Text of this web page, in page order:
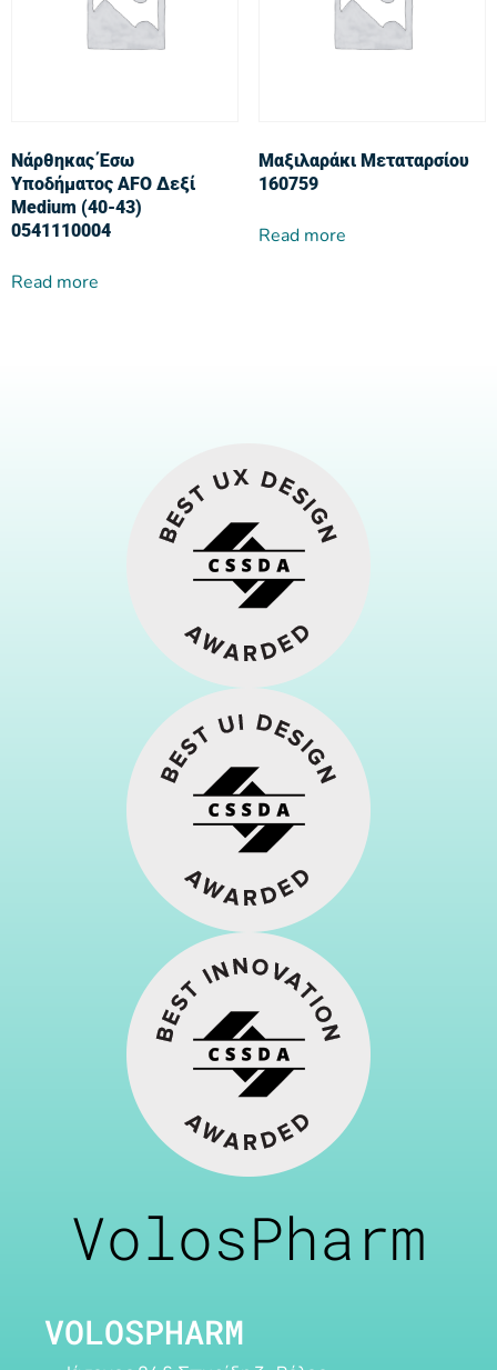
Νάρθηκας Έσω
Υποδήματος AFO Δεξί
Medium (40-43)
0541110004
Read more
Μαξιλαράκι Μεταταρσίου
160759
Read more
VolosPharm
VOLOSPHARM